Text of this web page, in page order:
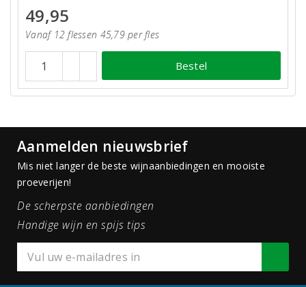
49,95
Vanaf 12 flessen 45,79 per fles
Bestel
Aanmelden nieuwsbrief
Mis niet langer de beste wijnaanbiedingen en mooiste
proeverijen!
De scherpste aanbiedingen
Handige wijn en spijs tips